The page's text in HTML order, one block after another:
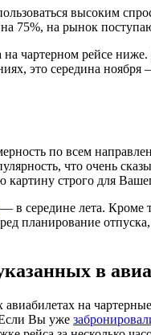
высоким
75%, на рынок
чартерном рейсе
это середина
по всем
что очень
строго для
— в середине лета. Кроме
планирование
в
на
Если Вы уже